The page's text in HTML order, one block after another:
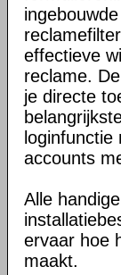
effectieve
reclame.
je directe
accounts
Alle
ervaar hoe
maakt.